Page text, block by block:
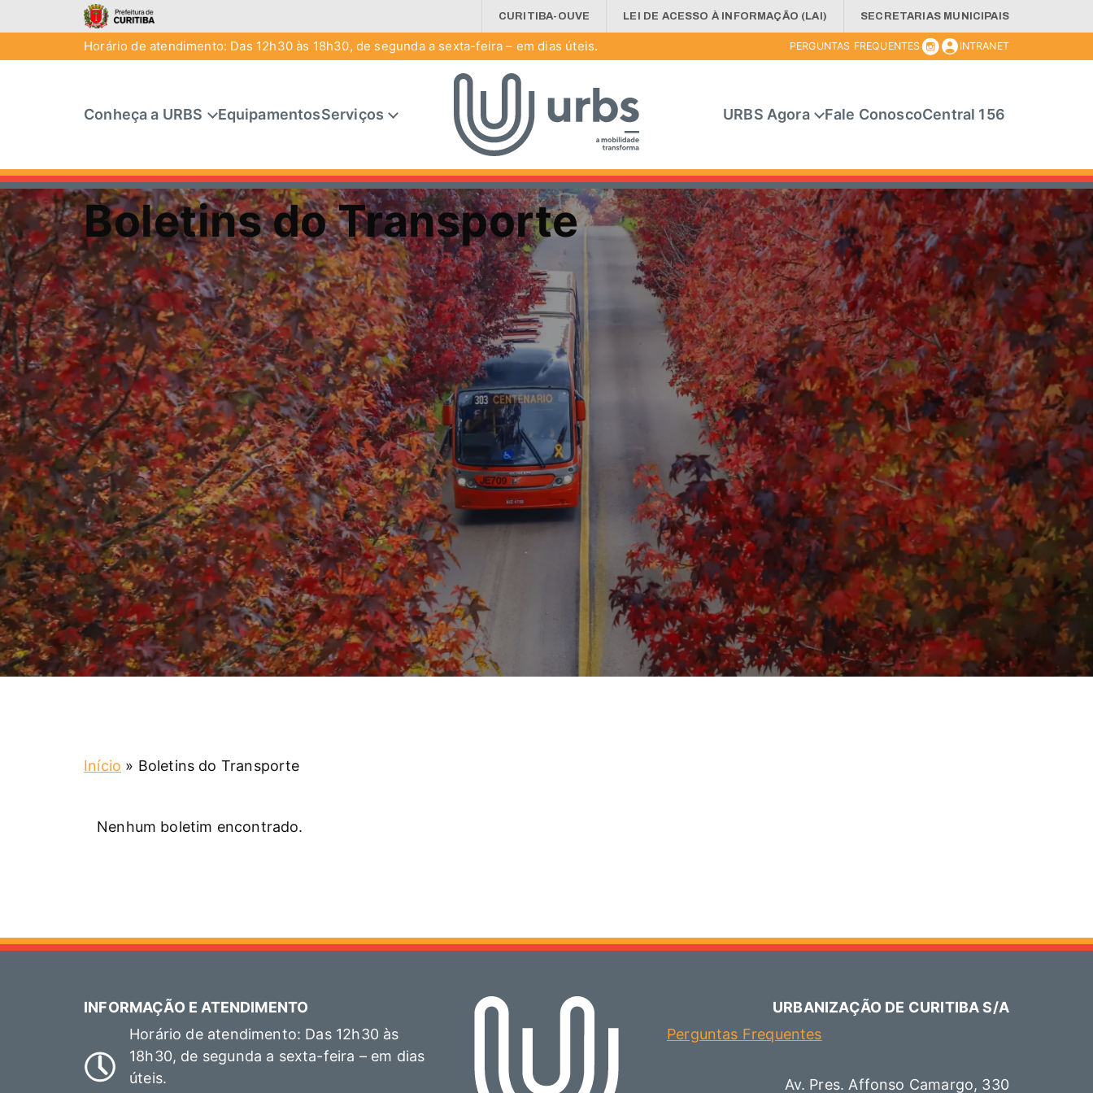
CURITIBA-OUVE LEI DE ACESSO À INFORMAÇÃO (LAI) SECRETARIAS MUNICIPAIS
Horário de atendimento: Das 12h30 às 18h30, de segunda a sexta-feira – em dias úteis. PERGUNTAS FREQUENTES INTRANET
Conheça a URBS EquipamentosServiços URBS Agora Fale ConoscoCentral 156
Boletins do Transporte
Início » Boletins do Transporte
Nenhum boletim encontrado.
INFORMAÇÃO E ATENDIMENTO
Horário de atendimento: Das 12h30 às
18h30, de segunda a sexta-feira – em dias
úteis.
URBANIZAÇÃO DE CURITIBA S/A
Perguntas Frequentes
Av. Pres. Affonso Camargo, 330